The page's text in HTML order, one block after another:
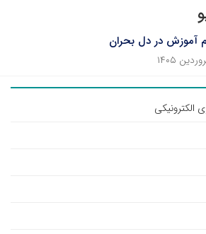
آموزش در دل بحران
الکترونیکی